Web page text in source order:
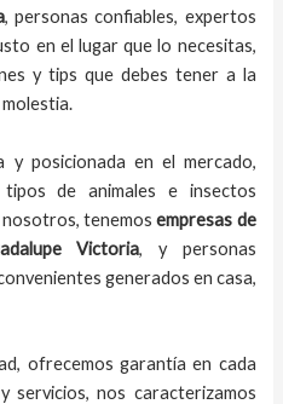
, personas confiables, expertos
en el lugar que lo necesitas,
y tips que debes tener a la
y posicionada en el mercado,
de animales e insectos
nosotros, tenemosempresas de
Victoria, y personas
generados en casa,
ofrecemos garantía en cada
servicios, nos caracterizamos